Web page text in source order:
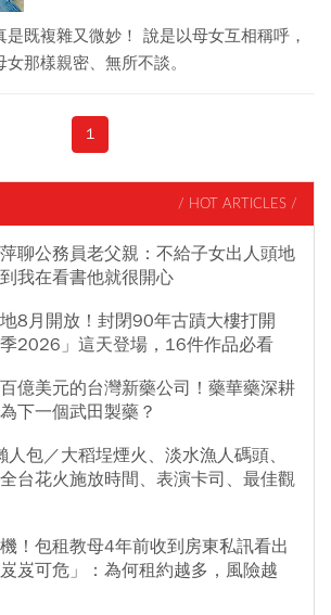
既複雜又微妙！ 說是以母女互相稱呼，
那樣親密、無所不談。
1
/ HOT ARTICLES /
聊公務員老父親：不給子女出人頭地
我在看書他就很開心
8月開放！封閉90年古蹟大樓打開
2026」這天登場，16件作品必看
億美元的台灣新藥公司！藥華藥深耕
下一個武田製藥？
包／大稻埕煙火、淡水漁人碼頭、
台花火施放時間、表演卡司、最佳觀
！包租教母4年前收到房東私訊看出
岌岌可危」：為何租約越多，風險越